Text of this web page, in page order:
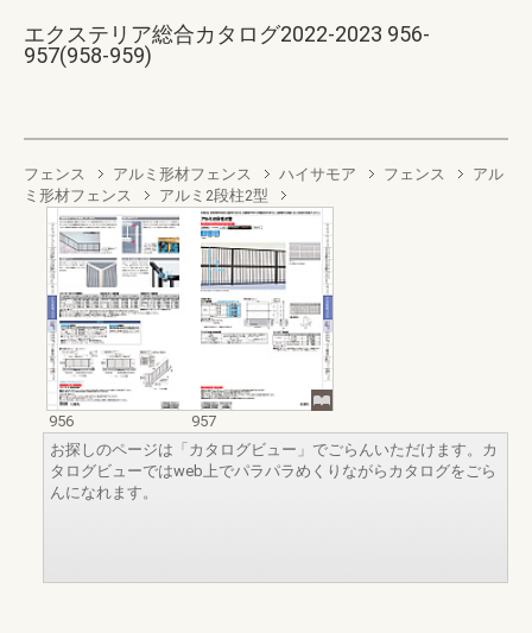
エクステリア総合カタログ2022-2023 956-
957(958-959)
フェンス アルミ形材フェンス ハイサモア フェンス
アル
ミ形材フェンス
アルミ2段柱2型
956
957
お探しのページは「カタログビュー」でごらんいただけます。カ
タログビューではweb上でパラパラめくりながらカタログをごら
んになれます。